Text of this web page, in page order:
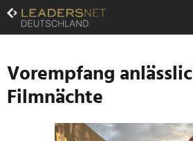
Zum
Inhalt
Zur
Navigation
Zur
Hauptnavigation
Vorempfang
Filmnächte